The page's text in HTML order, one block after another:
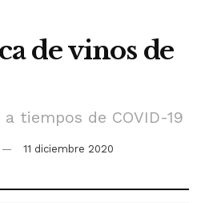
de vinos de
tiempos de COVID-19
11 diciembre 2020